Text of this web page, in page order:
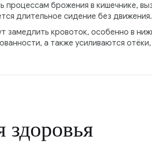
процессам брожения в кишечнике,
длительное сидение без движения.
замедлить кровоток, особенно в
а также усиливаются